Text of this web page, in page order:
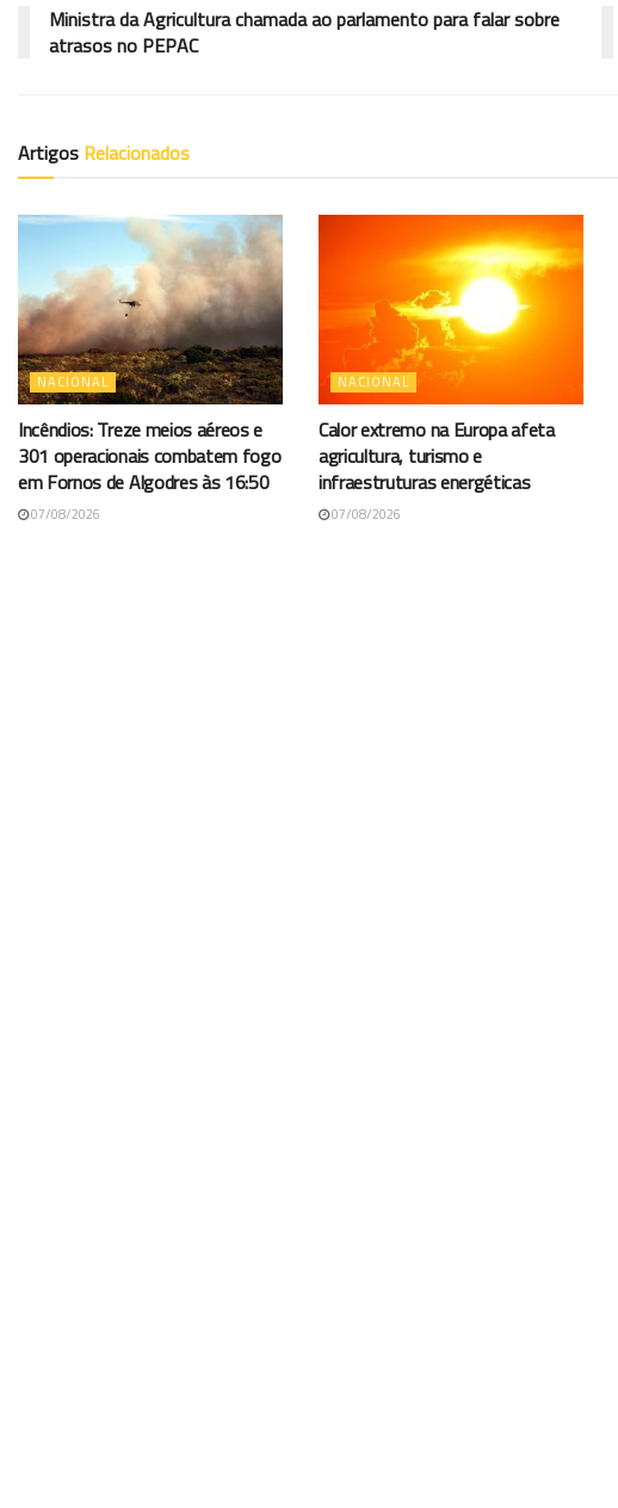
Ministra da Agricultura chamada ao parlamento para falar sobre
atrasos no PEPAC
Artigos Relacionados
NACIONAL
Incêndios: Treze meios aéreos e
301 operacionais combatem fogo
em Fornos de Algodres às 16:50
07/08/2026
NACIONAL
Calor extremo na Europa afeta
agricultura, turismo e
infraestruturas energéticas
07/08/2026